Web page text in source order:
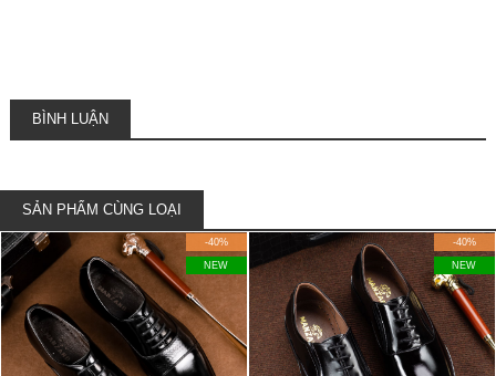
BÌNH LUẬN
SẢN PHẨM CÙNG LOẠI
-40%
NEW
-40%
NEW